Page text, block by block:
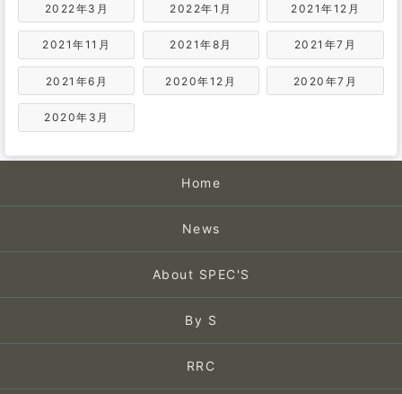
2022年3月 2022年1月 2021年12月
2021年11月 2021年8月 2021年7月
2021年6月 2020年12月 2020年7月
2020年3月
Home
News
About SPEC'S
By S
RRC